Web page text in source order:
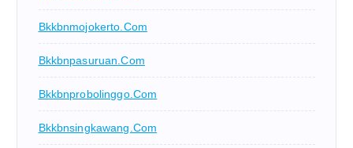
Bkkbnmojokerto.com
Bkkbnpasuruan.com
Bkkbnprobolinggo.com
Bkkbnsingkawang.com